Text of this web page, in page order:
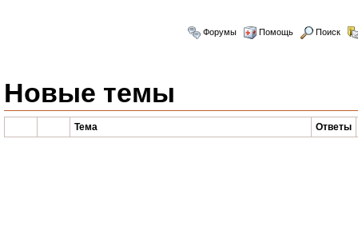
Форумы Помощь Поиск
Новые темы
Тема Ответы